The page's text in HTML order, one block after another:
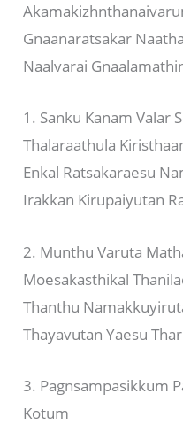
Gnaanaratsakar
Naalvarai
1. Sanku Kanam Valar
Thalaraathula
Enkal Ratsakaraesu
Irakkan Kirupaiyutan
2. Munthu Varuta
Moesakasthikal
Thanthu
Thayavutan Yaesu
3. Pagnsampasikkum
Kotum